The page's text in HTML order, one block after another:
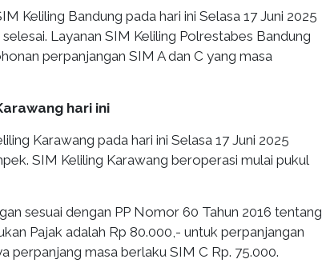
Keliling Bandung pada hari ini Selasa 17 Juni 2025
Layanan SIM Keliling Polrestabes Bandung
perpanjangan SIM A dan C yang masa
hari ini
Karawang pada hari ini Selasa 17 Juni 2025
SIM Keliling Karawang beroperasi mulai pukul
sesuai dengan PP Nomor 60 Tahun 2016 tentang
Pajak adalah Rp 80.000,- untuk perpanjangan
perpanjang masa berlaku SIM C Rp. 75.000.